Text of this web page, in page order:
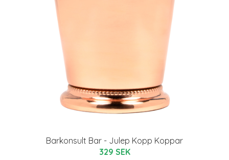
Barkonsult Bar - Julep Kopp Koppar
329 SEK